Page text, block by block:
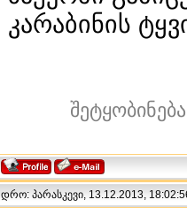
კარაბინის
დრო: პარასკევი, 13.12.2013,